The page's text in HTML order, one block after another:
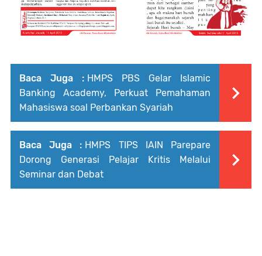
Baca Juga : HMPS PBS Gelar Islamic
Banking Academy, Perkuat Pemahaman
Mahasiswa soal Perbankan Syariah
Baca Juga : HMPS TIPS IAIN Parepare
Dorong Generasi Pelajar Kritis Melalui
Seminar dan Debat